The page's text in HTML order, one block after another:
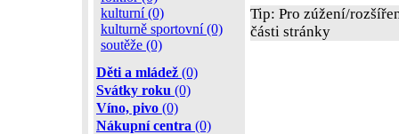
kulturní (0)
kulturně sportovní (0)
soutěže (0)
Děti a mládež (0)
Svátky roku (0)
Víno, pivo (0)
Nákupní centra (0)
Tip: Pro zúžení/
části stránky